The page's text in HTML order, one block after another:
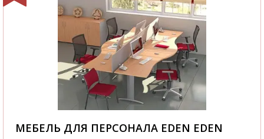
МЕБЕЛЬ ДЛЯ ПЕРСОНАЛА EDEN EDEN